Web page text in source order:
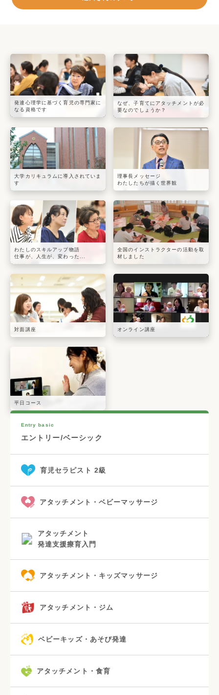
発達心理学に基づく育児の専門家に
なる資格です
なぜ、子育てにアタッチメントが必
要なのでしょうか？
大学カリキュラムに導入されていま
す
理事長メッセージ
わたしたちが描く世界観
わたしのスキルアップ物語
仕事が、人生が、変わった...
全国のインストラクターの活動を取
材しました
対面講座 オンライン講座
平日コース
Entry basic
エントリー/ベーシック
育児セラピスト 2級
アタッチメント・ベビーマッサージ
アタッチメント
発達支援療育入門
アタッチメント・キッズマッサージ
アタッチメント・ジム
ベビーキッズ・あそび発達
アタッチメント・食育